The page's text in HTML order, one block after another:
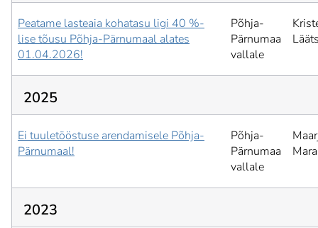
Peatame lasteaia kohatasu ligi 40 %-
lise tõusu Põhja-Pärnumaal alates
01.04.2026!
Põhja-
Pärnumaa
vallale
2025
Ei tuuletööstuse arendamisele Põhja-
Pärnumaal!
Põhja-
Pärnumaa
vallale
2023